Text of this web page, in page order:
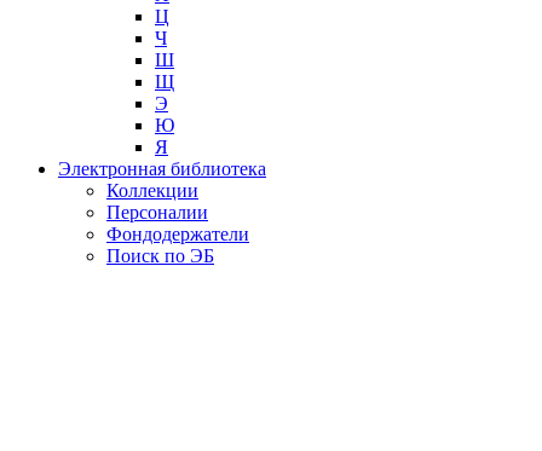
Ц
Ч
Ш
Щ
Э
Ю
Я
Электронная библиотека
Коллекции
Персоналии
Фондодержатели
Поиск по ЭБ